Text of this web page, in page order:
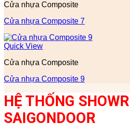
Cửa nhựa Composite
Cửa nhựa Composite 7
Quick View
Cửa nhựa Composite
Cửa nhựa Composite 9
HỆ THỐNG
SAIGONDOOR